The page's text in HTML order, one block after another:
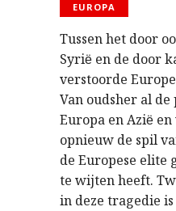
EUROPA
Tussen het door
Syrië en de door
verstoorde
Van oudsher al de
Europa en Azië en
opnieuw de spil
de Europese elite
te wijten heeft.
in deze tragedie